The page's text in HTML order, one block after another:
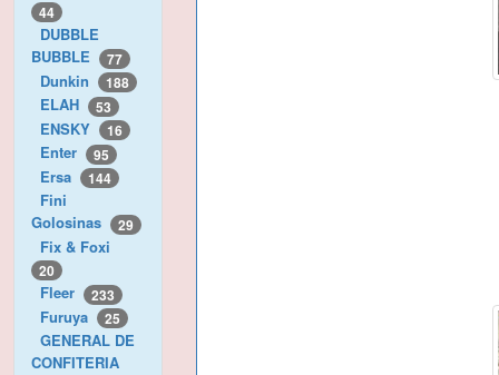
44
DUBBLE
BUBBLE
77
Dunkin 188
ELAH 53
ENSKY 16
Enter 95
Ersa 144
Fini
Golosinas
29
Fix & Foxi
20
Fleer 233
Furuya 25
GENERAL DE
CONFITERIA